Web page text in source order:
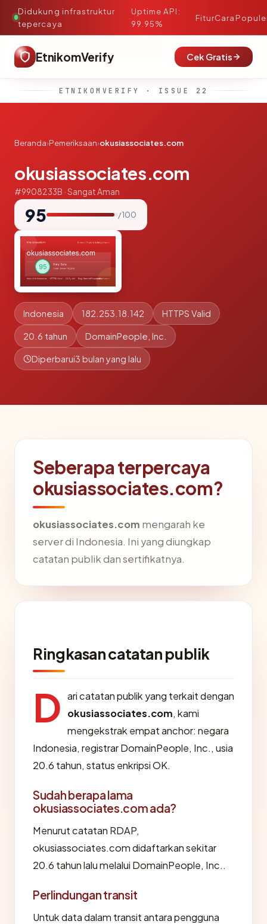
Didukung infrastruktur
tepercaya
·
Uptime API:
99.95%
FiturCara
EtnikomVerify Cek Gratis
ETNIKOMVERIFY · ISSUE 22
Beranda›Pemeriksaan›okusiassociates.com
okusiassociates.com
#9908233B · Sangat Aman
95 / 100
Indonesia 182.253.18.142 HTTPS Valid
20.6 tahun DomainPeople, Inc.
Diperbarui3 bulan yang lalu
Seberapa terpercaya
okusiassociates.com?
okusiassociates.com mengarah ke
server di Indonesia. Ini yang diungkap
catatan publik dan sertifikatnya.
Ringkasan catatan publik
D ari catatan publik yang terkait dengan
okusiassociates.com, kami
mengekstrak empat anchor: negara
Indonesia, registrar DomainPeople, Inc., usia
20.6 tahun, status enkripsi OK.
Sudah berapa lama
okusiassociates.com ada?
Menurut catatan RDAP,
okusiassociates.com didaftarkan sekitar
20.6 tahun lalu melalui DomainPeople, Inc..
Perlindungan transit
Untuk data dalam transit antara pengguna